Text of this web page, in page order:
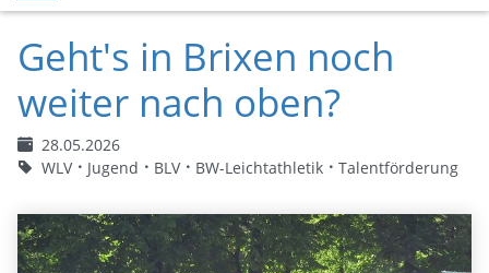
Geht's in Brixen noch
weiter nach oben?
28.05.2026
WLV
Jugend BLV BW-Leichtathletik Talentförderung